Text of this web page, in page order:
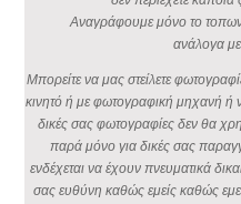
Αναγράφουμε μόνο το
ανάλογα
Μπορείτε να μας στείλετε
κινητό ή με φωτογραφική μηχανή ή
δικές σας φωτογραφίες δεν θα
παρά μόνο για δικές σας
ενδέχεται να έχουν πνευματικά
σας ευθύνη καθώς εμείς καθώς